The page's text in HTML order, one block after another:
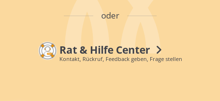
oder
Rat & Hilfe Center
Kontakt, Rückruf, Feedback geben, Frage stellen